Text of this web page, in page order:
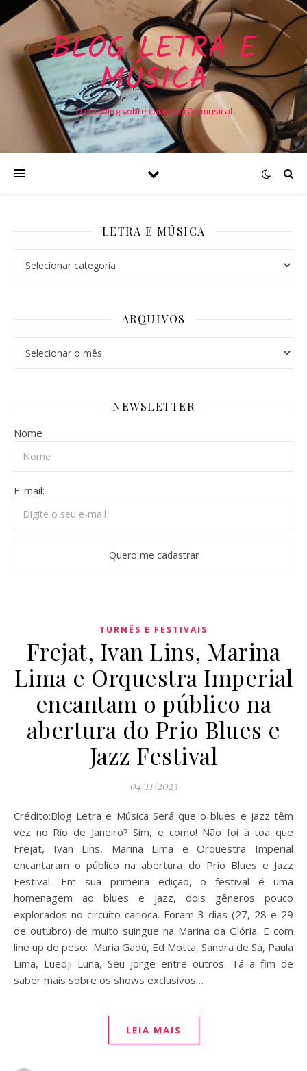
BLOG LETRA E
MÚSICA
O seu blog sobre composição musical
LETRA E MÚSICA
ARQUIVOS
NEWSLETTER
Nome
E-mail:
TURNÊS E FESTIVAIS
Frejat, Ivan Lins, Marina
Lima e Orquestra Imperial
encantam o público na
abertura do Prio Blues e
Jazz Festival
04/11/2023
Crédito:Blog Letra e Música Será que o blues e jazz têm
vez no Rio de Janeiro? Sim, e como! Não foi à toa que
Frejat, Ivan Lins, Marina Lima e Orquestra Imperial
encantaram o público na abertura do Prio Blues e Jazz
Festival. Em sua primeira edição, o festival é uma
homenagem ao blues e jazz, dois gêneros pouco
explorados no circuito carioca. Foram 3 dias (27, 28 e 29
de outubro) de muito suingue na Marina da Glória. E com
line up de peso: Maria Gadú, Ed Motta, Sandra de Sá, Paula
Lima, Luedji Luna, Seu Jorge entre outros. Tá a fim de
saber mais sobre os shows exclusivos…
LEIA MAIS